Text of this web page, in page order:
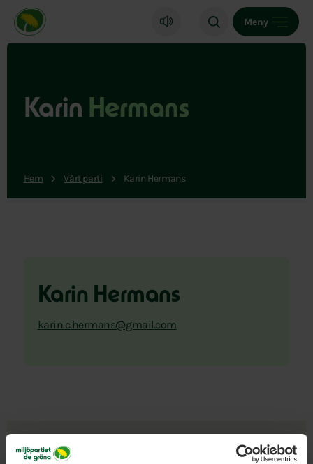
Miljöpartiet de gröna, startsida
Meny
Karin Hermans
Hem Vårt parti Karin Hermans
Karin Hermans
karin.c.hermans@gmail.com